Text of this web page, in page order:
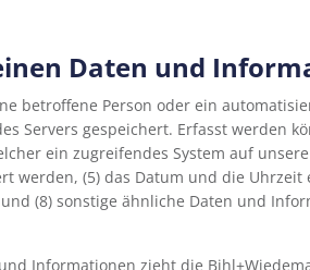
Daten und
betroffene Person oder ein
Servers gespeichert. Erfasst werden
ein zugreifendes System auf
werden, (5) das Datum und die
(8) sonstige ähnliche Daten und
Informationen zieht die